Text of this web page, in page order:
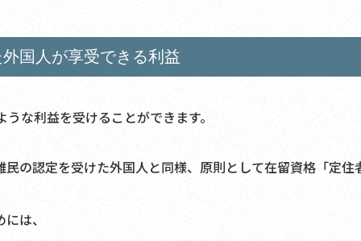
国人が享受できる利益
な利益を受けることができます。
の認定を受けた外国人と同様、原則として在留資格「定住
は、